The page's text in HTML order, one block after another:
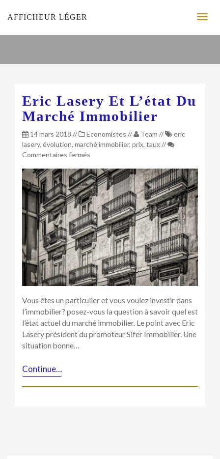
AFFICHEUR LÉGER
Eric Lasery Et L’état Du
Marché Immobilier
14 mars 2018 // Economistes // Team //
eric
lasery, évolution, marché immobilier, prix, taux//
Commentaires fermés
Lasery
et
l’état
du
marché
immobilier
Vous êtes un particulier et vous voulez investir dans
l’immobilier? posez-vous la question à savoir quel est
l’état actuel du marché immobilier. Le point avec Eric
Lasery président du promoteur Sifer Immobilier. Une
situation bonne…
Continue…